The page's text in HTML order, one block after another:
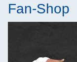
Fan-Shop